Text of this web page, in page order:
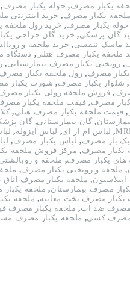
یکبار مصرف, حوله یکبار مصرف,
ملحفه یکبار مصرف, خرید اینترنتی
حوله یکبار مصرف, خرید رول ملحفه
گان پزشکی, خرید گان جراحی
ماسک تنفسی, خرید ملحفه و
ملحفه یکبار مصرف هتلی, دستگاه
, روتختی یکبار مصرف بیمارستانی,
مصرف, رول ملحفه یکبار مصرف
, شلوار یکبار مصرف, شورت یکبار
, فروش ملحفه رولی یکبار
مصرف, قیمت ملحفه یکبار
, قیمت ملحفه یکبار مصرف هتلی,
, گان بیمارستانی, گان
, لباس ام ار ای, لباس ایزوله,
بار مصرف, لباس یکبار مصرف,
یکبار مصرف, مرکز فروش ملحفه
های یکبار مصرف, ملحفه و
, ملحفه و روتختی یکبار مصرف,
, ملحفه یکبار مصرف
مصرف بیمارستان, ملحفه
یکبار مصرف تخت معاینه, ملحفه
مصرف ضد آب, ملحفه یکبار مصرف
مصرف کشی, ملحفه یکبار مصرف